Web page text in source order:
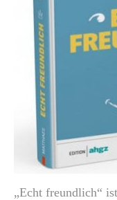
„Echt freundlich“